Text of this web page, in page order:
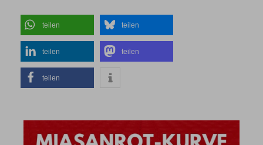
teilen teilen
teilen teilen
teilen